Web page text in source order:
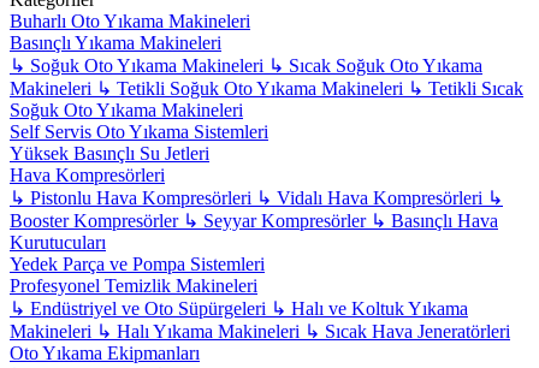
Buharlı Oto Yıkama Makineleri
Basınçlı Yıkama Makineleri
↳ Soğuk Oto Yıkama Makineleri ↳ Sıcak Soğuk Oto Yıkama
Makineleri ↳ Tetikli Soğuk Oto Yıkama Makineleri ↳ Tetikli Sıcak
Soğuk Oto Yıkama Makineleri
Self Servis Oto Yıkama Sistemleri
Yüksek Basınçlı Su Jetleri
Hava Kompresörleri
↳ Pistonlu Hava Kompresörleri ↳ Vidalı Hava Kompresörleri ↳
Booster Kompresörler ↳ Seyyar Kompresörler ↳ Basınçlı Hava
Kurutucuları
Yedek Parça ve Pompa Sistemleri
Profesyonel Temizlik Makineleri
↳ Endüstriyel ve Oto Süpürgeleri ↳ Halı ve Koltuk Yıkama
Makineleri ↳ Halı Yıkama Makineleri ↳ Sıcak Hava Jeneratörleri
Oto Yıkama Ekipmanları